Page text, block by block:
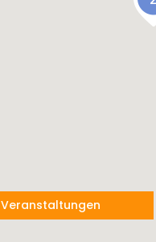
Veranstaltungen